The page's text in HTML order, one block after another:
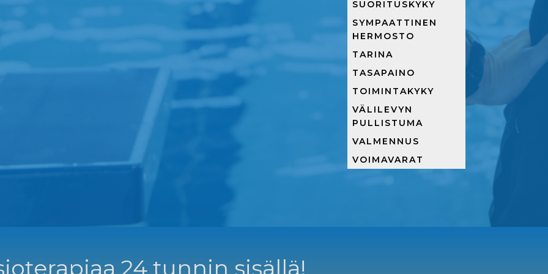
SUORITUSKYKY
SYMPAATTINEN
HERMOSTO
TARINA
TASAPAINO
TOIMINTAKYKY
VÄLILEVYN
PULLISTUMA
VALMENNUS
VOIMAVARAT
24 tunnin sisällä!